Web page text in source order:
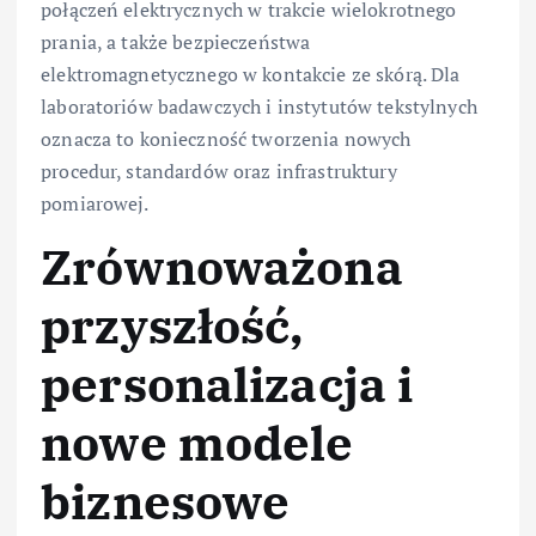
połączeń elektrycznych w trakcie wielokrotnego
prania, a także bezpieczeństwa
elektromagnetycznego w kontakcie ze skórą. Dla
laboratoriów badawczych i instytutów tekstylnych
oznacza to konieczność tworzenia nowych
procedur, standardów oraz infrastruktury
pomiarowej.
Zrównoważona
przyszłość,
personalizacja i
nowe modele
biznesowe